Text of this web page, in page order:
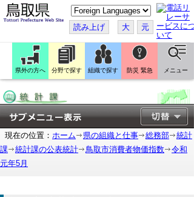
こ
の
ペ
ー
ジ
翻
訳
す
読み上げ 大 元
県外の方へ 分野で探す 組織で探す 防災 緊急 メニュー
現在の位置： ホーム 県の組織と仕事 総務部
統計
課
統計課の公表統計 鳥取市消費者物価指数
令和
元年5月